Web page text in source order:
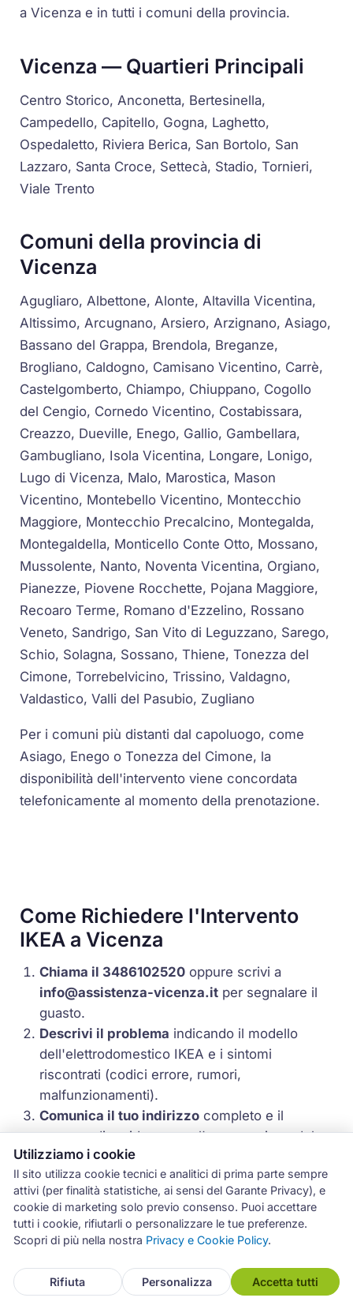
a Vicenza e in tutti i comuni della provincia.
Vicenza — Quartieri Principali
Centro Storico, Anconetta, Bertesinella,
Campedello, Capitello, Gogna, Laghetto,
Ospedaletto, Riviera Berica, San Bortolo, San
Lazzaro, Santa Croce, Settecà, Stadio, Tornieri,
Viale Trento
Comuni della provincia di
Vicenza
Agugliaro, Albettone, Alonte, Altavilla Vicentina,
Altissimo, Arcugnano, Arsiero, Arzignano, Asiago,
Bassano del Grappa, Brendola, Breganze,
Brogliano, Caldogno, Camisano Vicentino, Carrè,
Castelgomberto, Chiampo, Chiuppano, Cogollo
del Cengio, Cornedo Vicentino, Costabissara,
Creazzo, Dueville, Enego, Gallio, Gambellara,
Gambugliano, Isola Vicentina, Longare, Lonigo,
Lugo di Vicenza, Malo, Marostica, Mason
Vicentino, Montebello Vicentino, Montecchio
Maggiore, Montecchio Precalcino, Montegalda,
Montegaldella, Monticello Conte Otto, Mossano,
Mussolente, Nanto, Noventa Vicentina, Orgiano,
Pianezze, Piovene Rocchette, Pojana Maggiore,
Recoaro Terme, Romano d'Ezzelino, Rossano
Veneto, Sandrigo, San Vito di Leguzzano, Sarego,
Schio, Solagna, Sossano, Thiene, Tonezza del
Cimone, Torrebelvicino, Trissino, Valdagno,
Valdastico, Valli del Pasubio, Zugliano
Per i comuni più distanti dal capoluogo, come
Asiago, Enego o Tonezza del Cimone, la
disponibilità dell'intervento viene concordata
telefonicamente al momento della prenotazione.
Come Richiedere l'Intervento
IKEA a Vicenza
Chiama il 3486102520 oppure scrivi a
info@assistenza-vicenza.it per segnalare il
guasto.
Descrivi il problema indicando il modello
dell'elettrodomestico IKEA e i sintomi
riscontrati (codici errore, rumori,
malfunzionamenti).
Comunica il tuo indirizzo completo e il
comune di residenza per l'assegnazione del
tecnico di zona.
Ricevi la confermadell'appuntamento con
data e fascia oraria dell'intervento.
Il tecnico effettua la diagnosi a domicilio e ti
comunica la stima dei costi prima di
Riparazione e garanzia:al termine
dell'intervento ricevi documentazione con
Utilizziamo i cookie
Il sito utilizza cookie tecnici e analitici di prima parte sempre
attivi (per finalità statistiche, ai sensi del Garante Privacy), e
cookie di marketing solo previo consenso. Puoi accettare
tutti i cookie, rifiutarli o personalizzare le tue preferenze.
Scopri di più nella nostra Privacy e Cookie Policy.
Rifiuta Personalizza Accetta tutti